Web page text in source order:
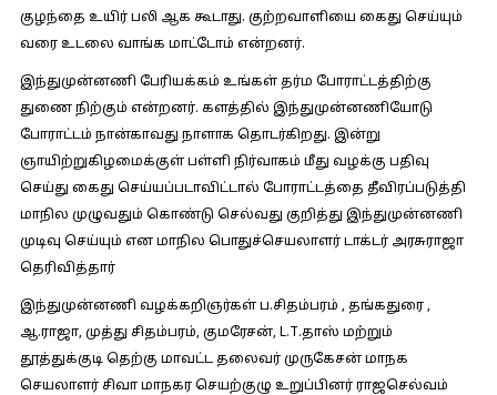
குழந்தை உயிர் பலி ஆக கூடாது. குற்றவாளியை கைது செய்யும்
வரை உடலை வாங்க மாட்டோம் என்றனர்.
இந்துமுன்னணி பேரியக்கம் உங்கள் தர்ம போராட்டத்திற்கு
துணை நிற்கும் என்றனர். களத்தில் இந்துமுன்னணியோடு
போராட்டம் நான்காவது நாளாக தொடர்கிறது. இன்று
ஞாயிற்றுகிழமைக்குள் பள்ளி நிர்வாகம் மீது வழக்கு பதிவு
செய்து கைது செய்யப்படாவிட்டால் போராட்டத்தை தீவிரப்படுத்தி
மாநில முழுவதும் கொண்டு செல்வது குறித்து இந்துமுன்னணி
முடிவு செய்யும் என மாநில பொதுச்செயலாளர் டாக்டர் அரசுராஜா
தெரிவித்தார்
இந்துமுன்னணி வழக்கறிஞர்கள் ப.சிதம்பரம் , தங்கதுரை ,
ஆ.ராஜா, முத்து சிதம்பரம், குமரேசன், L.T.தாஸ் மற்றும்
தூத்துக்குடி தெற்கு மாவட்ட தலைவர் முருகேசன் மாநக
செயலாளர் சிவா மாநகர செயற்குழு உறுப்பினர் ராஜசெல்வம்